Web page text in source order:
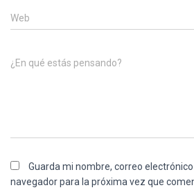
Web
¿En qué estás pensando?
Guarda mi nombre, correo
navegador para la próxima vez que